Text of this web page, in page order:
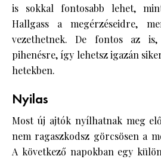
is sokkal fontosabb lehet,
Hallgass a megérzéseidre,
vezethetnek. De fontos az
pihenésre, így lehetsz igazán
hetekben.
Nyilas
Most új ajtók nyílhatnak meg
nem ragaszkodsz görcsösen a
A következő napokban egy